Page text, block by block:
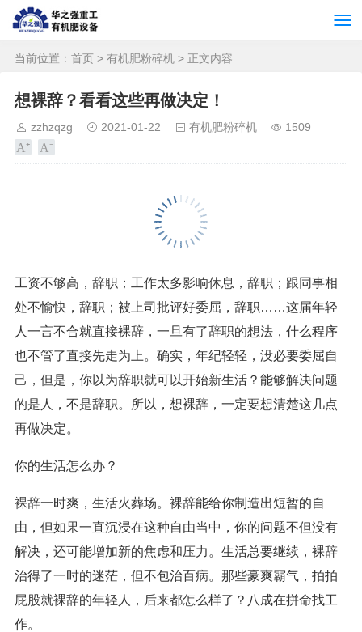
当前位置： 首页 > 有机肥粉碎机 > 正文内容
想裸辞？看看这些再做决定！
zzhzqzg 2021-01-22 有机肥粉碎机 1509
工资不够高，辞职；工作太多影响休息，辞职；跟同事相
处不愉快，辞职；被上司批评好委屈，辞职……这届年轻
人一言不合就直接裸辞，一旦有了辞职的想法，什么程序
也不管了直接先走为上。确实，年纪轻轻，没必要委屈自
己，但是，你以为辞职就可以开始新生活？能够解决问题
的是人，不是辞职。所以，想裸辞，一定要想清楚这几点
再做决定。
你的生活怎么办？
裸辞一时爽，生活火葬场。裸辞能给你制造出短暂的自
由，但如果一直沉浸在这种自由当中，你的问题不但没有
解决，还可能增加新的焦虑和压力。生活总要继续，裸辞
治得了一时的迷茫，但不包治百病。那些豪爽霸气，拍拍
屁股就裸辞的年轻人，后来都怎么样了？八成在拼命找工
作。